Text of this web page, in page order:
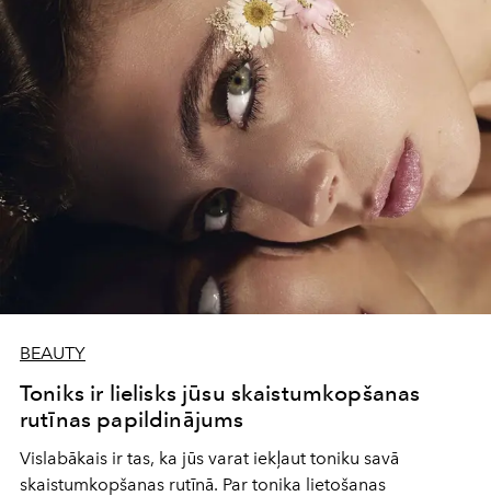
BEAUTY
Toniks ir lielisks jūsu skaistumkopšanas
rutīnas papildinājums
Vislabākais ir tas, ka jūs varat iekļaut toniku savā
skaistumkopšanas rutīnā. Par tonika lietošanas